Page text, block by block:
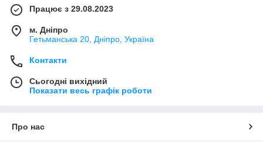
Працює з 29.08.2023
м. Дніпро
Гетьманська 20, Дніпро, Україна
Контакти
Сьогодні вихідний
Показати весь графік роботи
Про нас